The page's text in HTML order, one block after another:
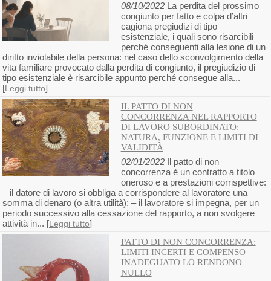
08/10/2022La perdita del prossimo
congiunto per fatto e colpa d’altri
cagiona pregiudizi di tipo
esistenziale, i quali sono risarcibili
perché conseguenti alla lesione di un
diritto inviolabile della persona: nel caso dello sconvolgimento della
vita familiare provocato dalla perdita di congiunto, il pregiudizio di
tipo esistenziale è risarcibile appunto perché consegue alla...
[Leggi tutto]
IL PATTO DI NON
CONCORRENZA NEL RAPPORTO
DI LAVORO SUBORDINATO:
NATURA, FUNZIONE E LIMITI DI
VALIDITÀ
02/01/2022Il patto di non
concorrenza è un contratto a titolo
oneroso e a prestazioni corrispettive:
– il datore di lavoro si obbliga a corrispondere al lavoratore una
somma di denaro (o altra utilità); – il lavoratore si impegna, per un
periodo successivo alla cessazione del rapporto, a non svolgere
attività in... [Leggi tutto]
PATTO DI NON CONCORRENZA:
LIMITI INCERTI E COMPENSO
INADEGUATO LO RENDONO
NULLO